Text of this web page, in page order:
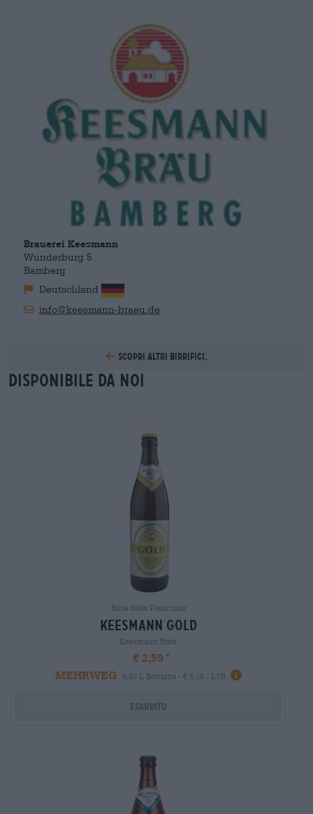
abitanti di Bamberga poterono acquistare birra e Leberkäs da
un unico fornitore in case una accanto all'altra. La Pilsner da
uomo era già popolare allora e costituisce ancora oggi gran
parte della produzione.
Brauerei Keesmann
Wunderburg 5
Bamberg
Deutschland
info@keesmann-braeu.de
Scopri altri birrifici.
Disponibile da noi
Birra della Franconia
keesmann gold
Keesmann Bräu
€ 2,59
MEHRWEG
0,50 L Bottiglia - € 5,18 / LTR
Esaurito